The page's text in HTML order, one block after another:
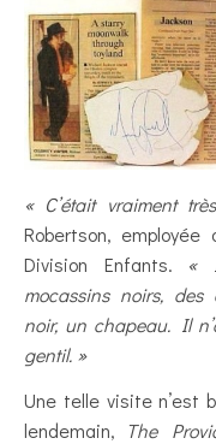
« C’était vraiment
Robertson,
Division Enfants.
«
mocassins noirs, des
noir, un chapeau. Il
gentil. »
Une telle visite n’est
lendemain, The